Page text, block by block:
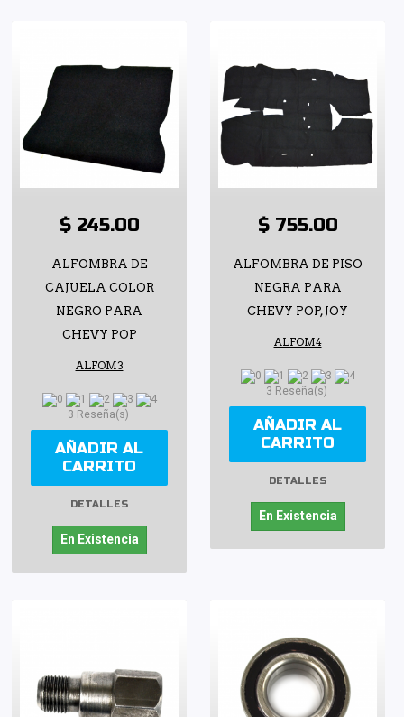
$ 245.00
ALFOMBRA DE
CAJUELA COLOR
NEGRO PARA
CHEVY POP
ALFOM3
3 Reseña(s)
AÑADIR AL
CARRITO
DETALLES
En Existencia
$ 755.00
ALFOMBRA DE PISO
NEGRA PARA
CHEVY POP, JOY
ALFOM4
3 Reseña(s)
AÑADIR AL
CARRITO
DETALLES
En Existencia